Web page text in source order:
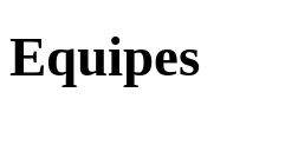
Equipes